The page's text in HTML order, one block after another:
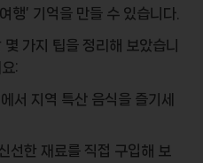
행’ 기억을 만들 수 있습니다.
가지 팁을 정리해 보았습니
:
서 지역 특산 음식을 즐기세
선한 재료를 직접 구입해 보